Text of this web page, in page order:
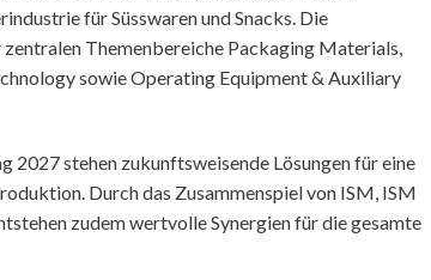
für Süsswaren und Snacks. Die
Themenbereiche Packaging Materials,
sowie Operating Equipment & Auxiliary
stehen zukunftsweisende Lösungen für eine
Durch das Zusammenspiel von ISM, ISM
zudem wertvolle Synergien für die gesamte